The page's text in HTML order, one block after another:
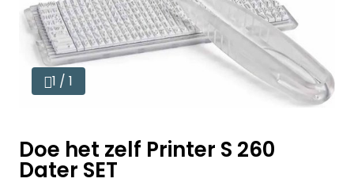
1 / 1
Doe het zelf Printer S 260
Dater SET